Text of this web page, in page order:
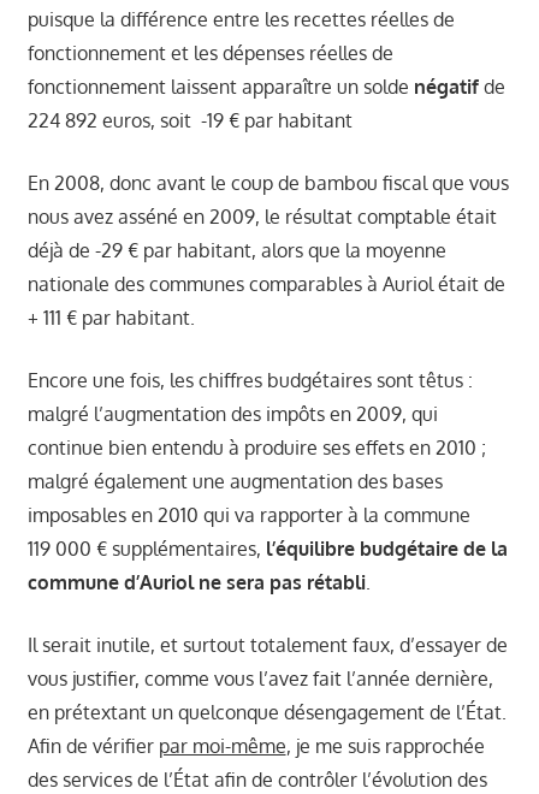
puisque la différence entre les recettes réelles de
fonctionnement et les dépenses réelles de
fonctionnement laissent apparaître un solde négatifde
224 892 euros, soit -19 € par habitant
En 2008, donc avant le coup de bambou fiscal que vous
nous avez asséné en 2009, le résultat comptable était
déjà de -29 € par habitant, alors que la moyenne
nationale des communes comparables à Auriol était de
+ 111 € par habitant.
Encore une fois, les chiffres budgétaires sont têtus :
malgré l’augmentation des impôts en 2009, qui
continue bien entendu à produire ses effets en 2010 ;
malgré également une augmentation des bases
imposables en 2010 qui va rapporter à la commune
119 000 € supplémentaires, l’équilibre budgétaire de la
commune d’Auriol ne sera pas rétabli.
Il serait inutile, et surtout totalement faux, d’essayer de
vous justifier, comme vous l’avez fait l’année dernière,
en prétextant un quelconque désengagement de l’État.
Afin de vérifier par moi-même, je me suis rapprochée
des services de l’État afin de contrôler l’évolution des